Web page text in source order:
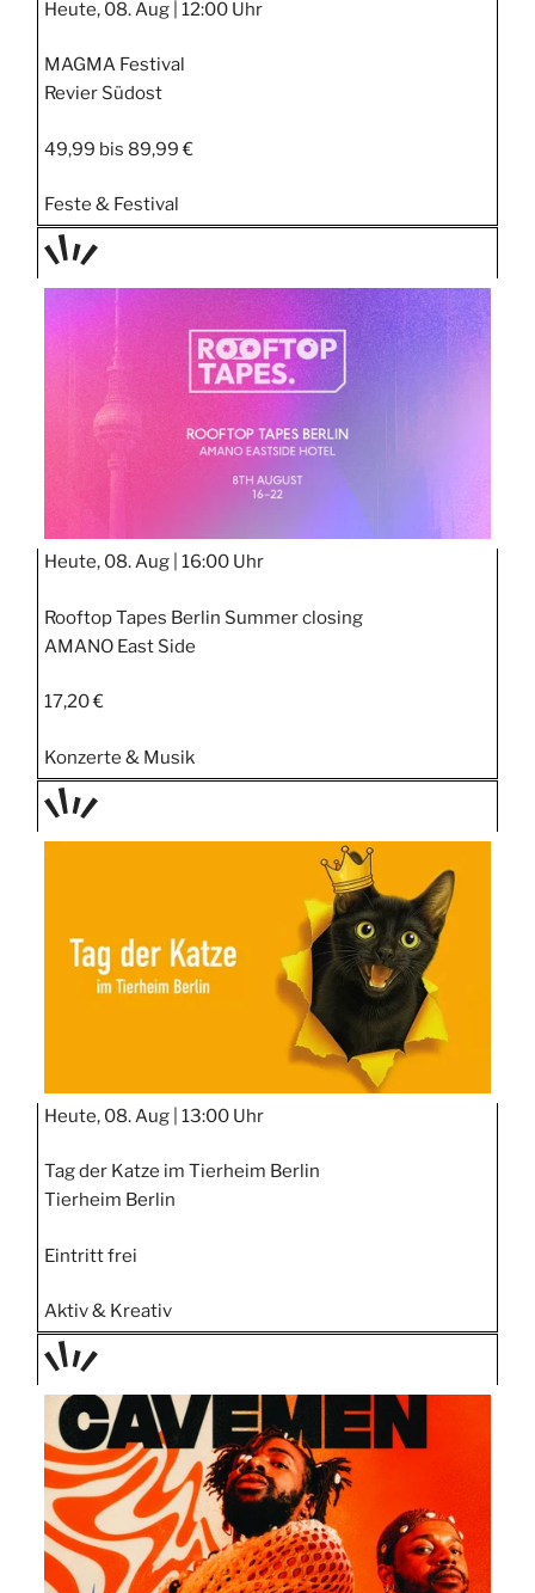
Heute, 08. Aug | 12:00 Uhr
MAGMA Festival
Revier Südost
49,99 bis 89,99 €
Feste & Festival
TAGE
Heute, 08. Aug | 16:00 Uhr
Rooftop Tapes Berlin Summer closing
AMANO East Side
17,20 €
Konzerte & Musik
TAGE
Heute, 08. Aug | 13:00 Uhr
Tag der Katze im Tierheim Berlin
Tierheim Berlin
Eintritt frei
Aktiv & Kreativ
TAGE
STIPP